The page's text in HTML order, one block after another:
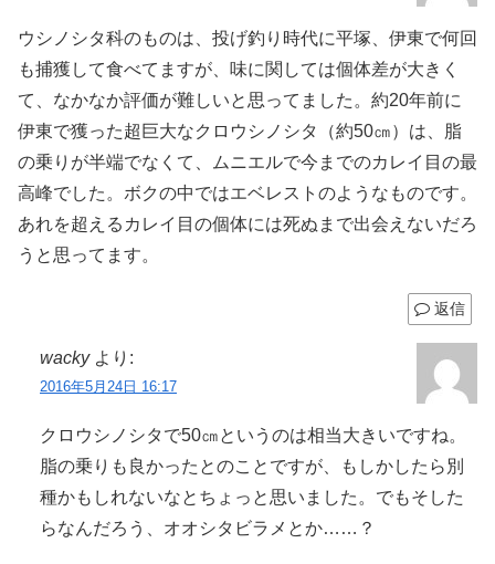
ウシノシタ科のものは、投げ釣り時代に平塚、伊東で何回
も捕獲して食べてますが、味に関しては個体差が大きく
て、なかなか評価が難しいと思ってました。約20年前に
伊東で獲った超巨大なクロウシノシタ（約50㎝）は、脂
の乗りが半端でなくて、ムニエルで今までのカレイ目の最
高峰でした。ボクの中ではエベレストのようなものです。
あれを超えるカレイ目の個体には死ぬまで出会えないだろ
うと思ってます。
返信
wacky より:
2016年5月24日 16:17
クロウシノシタで50㎝というのは相当大きいですね。
脂の乗りも良かったとのことですが、もしかしたら別
種かもしれないなとちょっと思いました。でもそした
らなんだろう、オオシタビラメとか……？